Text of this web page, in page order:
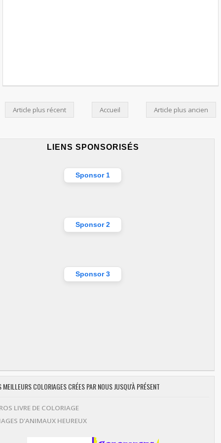
Article plus récent Article plus ancien
Accueil
LIENS SPONSORISÉS
Sponsor 1
Sponsor 2
Sponsor 3
MEILLEURS COLORIAGES CRÉES PAR NOUS JUSQU'À PRÉSENT
LIVRE DE COLORIAGE
D'ANIMAUX HEUREUX